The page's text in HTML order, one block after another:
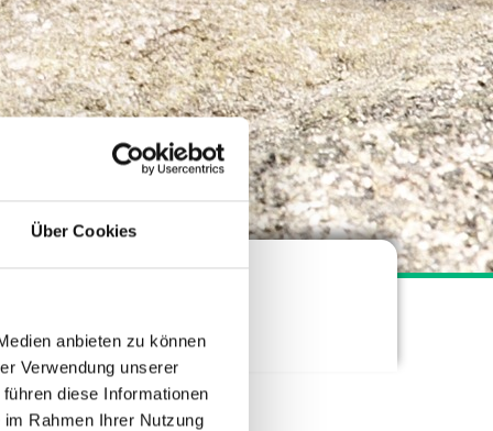
Über Cookies
anbieten zu können
Verwendung unserer
diese Informationen
Rahmen Ihrer Nutzung